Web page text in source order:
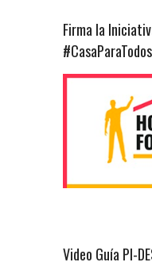
Firma la
#CasaParaTodos
Video Guía PI-